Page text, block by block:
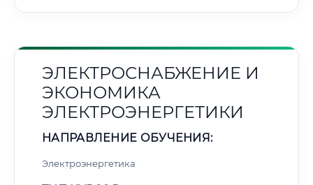
ЭЛЕКТРОСНАБЖЕНИЕ И
ЭКОНОМИКА
ЭЛЕКТРОЭНЕРГЕТИКИ
НАПРАВЛЕНИЕ ОБУЧЕНИЯ:
Электроэнергетика